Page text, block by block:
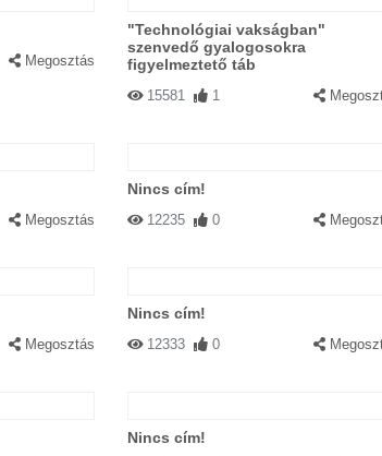
Megosztás
"Technológiai vakságban"
szenvedő gyalogosokra
figyelmeztető táb
15581 1
Megosztás
Nincs cím!
12235 0
Megosztás
Nincs cím!
12333 0
Nincs cím!